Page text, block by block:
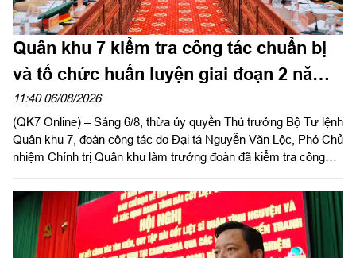
Quân khu 7 kiểm tra công tác chuẩn bị
và tổ chức huấn luyện giai đoạn 2 năm
2026 tại tỉnh Tây Ninh
11:40 06/08/2026
(QK7 Online) – Sáng 6/8, thừa ủy quyền Thủ trưởng Bộ Tư lệnh
Quân khu 7, đoàn công tác do Đại tá Nguyễn Văn Lộc, Phó Chủ
nhiệm Chính trị Quân khu làm trưởng đoàn đã kiểm tra công
Trung đoàn 738 và Ban CHQS phường Tân An, Bộ CHQS tỉnh
Tây Ninh.